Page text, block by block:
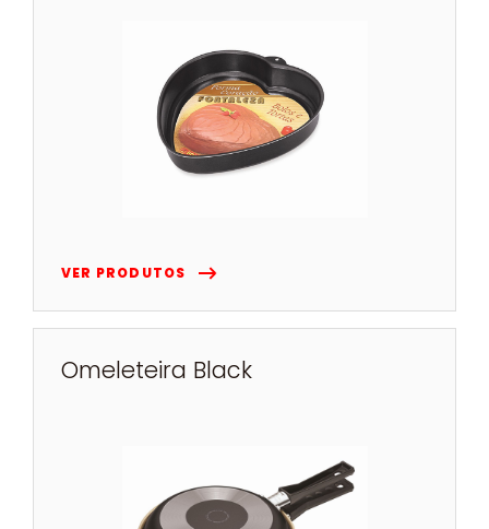
VER PRODUTOS
Omeleteira Black